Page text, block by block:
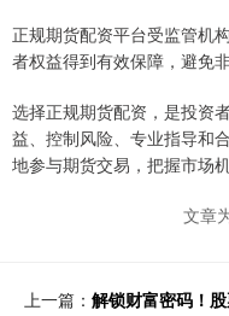
正规期货配资平台受监管机
者权益得到有效保障，避免
选择正规期货配资，是投资
益、控制风险、专业指导和
地参与期货交易，把握市场
文章
上一篇： 解锁财富密码！